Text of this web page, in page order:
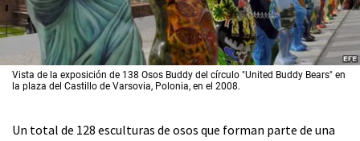
Vista de la exposición de 138 Osos Buddy del círculo "United Buddy Bears" en
la plaza del Castillo de Varsovia, Polonia, en el 2008.
Un total de 128 esculturas de osos que forman parte de una